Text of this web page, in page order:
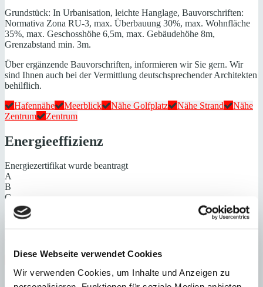
Diese Webseite verwendet Cookies
Wir verwenden Cookies, um Inhalte und Anzeigen zu
Grundstück: In Urbanisation, leichte Hanglage, Bauvorschriften:
Normativa Zona RU-3, max. Überbauung 30%, max. Wohnfläche
35%, max. Geschosshöhe 6,5m, max. Gebäudehöhe 8m,
Grenzabstand min. 3m.
Über ergänzende Bauvorschriften, informieren wir Sie gern. Wir
sind Ihnen auch bei der Vermittlung deutschsprechender Architekten
behilflich.
Hafennähe
Meerblick Nähe Golfplatz Nähe Strand
Nähe
Zentrum
Zentrum
Energieeffizienz
Energiezertifikat wurde beantragt
A
B
C
F
Steuern beim Immobilienkauf auf Mallorca!